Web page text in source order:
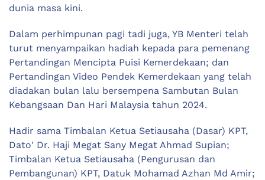
dunia masa kini.
Dalam perhimpunan pagi tadi juga, YB Menteri telah
turut menyampaikan hadiah kepada para pemenang
Pertandingan Mencipta Puisi Kemerdekaan; dan
Pertandingan Video Pendek Kemerdekaan yang telah
diadakan bulan lalu bersempena Sambutan Bulan
Kebangsaan Dan Hari Malaysia tahun 2024.
Hadir sama Timbalan Ketua Setiausaha (Dasar) KPT,
Dato' Dr. Haji Megat Sany Megat Ahmad Supian;
Timbalan Ketua Setiausaha (Pengurusan dan
Pembangunan) KPT, Datuk Mohamad Azhan Md Amir;